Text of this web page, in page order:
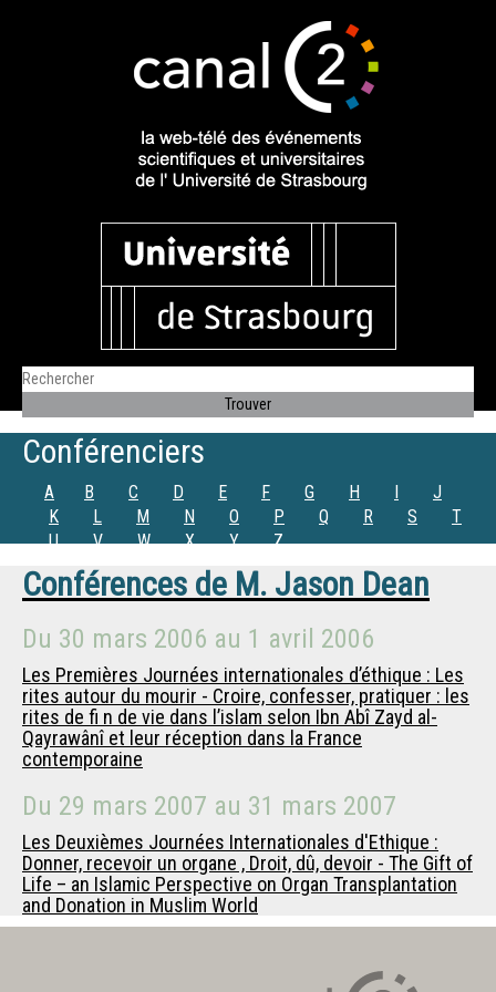
Conférenciers
A B C D E F G H I
J
K
L M N O P Q R S
T
U
V W X Y Z
Conférences de M. Jason Dean
Du 30 mars 2006 au 1 avril 2006
Les Premières Journées internationales d’éthique : Les
rites autour du mourir - Croire, confesser, pratiquer : les
rites de fi n de vie dans l’islam selon Ibn Abî Zayd al-
Qayrawânî et leur réception dans la France
contemporaine
Du 29 mars 2007 au 31 mars 2007
Les Deuxièmes Journées Internationales d'Ethique :
Donner, recevoir un organe , Droit, dû, devoir - The Gift of
Life – an Islamic Perspective on Organ Transplantation
and Donation in Muslim World